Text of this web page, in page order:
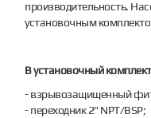
производительность.
установочным
В установочный
- взрывозащищенный
- переходник 2" NPT/BSP;